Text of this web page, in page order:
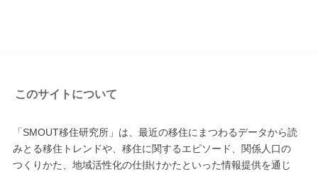
このサイトについて
「SMOUT移住研究所」は、最近の移住にまつわるデータから読
みとる移住トレンドや、移住に関するエピソード、関係人口の
つくりかた、地域活性化の仕掛けかたといった情報提供を通じ